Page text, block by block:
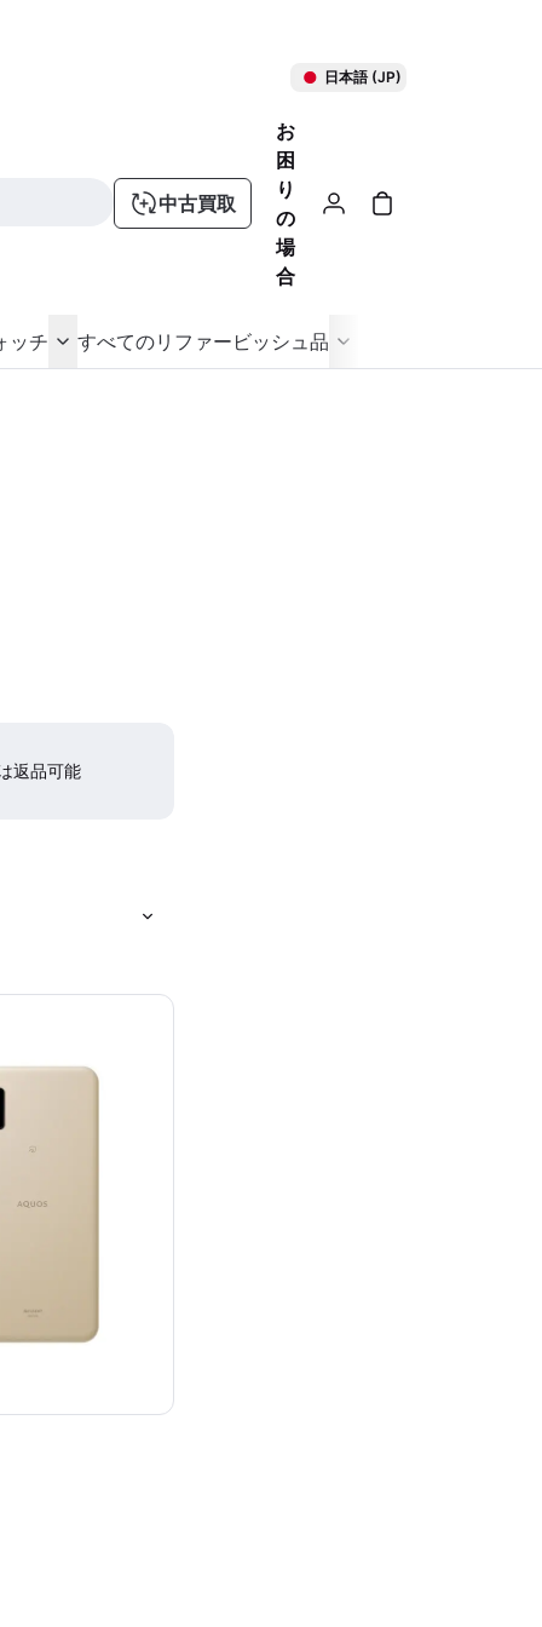
日本語 (JP)
中古買取
お
困
り
の
場
合
ッチ すべてのリファービッシュ品
返品可能